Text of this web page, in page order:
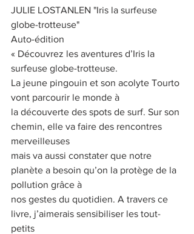
JULIE LOSTANLEN "Iris la surfeuse
globe-trotteuse"
Auto-édition
« Découvrez les aventures d’Iris la
surfeuse globe-trotteuse.
La jeune pingouin et son acolyte Tourto
vont parcourir le monde à
la découverte des spots de surf. Sur son
chemin, elle va faire des rencontres
merveilleuses
mais va aussi constater que notre
planète a besoin qu’on la protège de la
pollution grâce à
nos gestes du quotidien. A travers ce
livre, j’aimerais sensibiliser les tout-
petits